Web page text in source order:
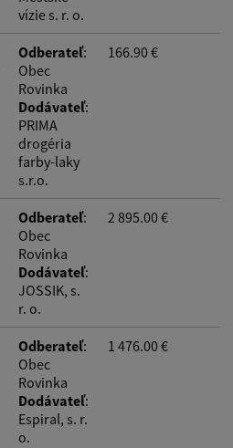
vízie s. r. o.
Odberateľ:
Obec
Rovinka
Dodávateľ:
PRIMA
drogéria
farby-laky
s.r.o.
166.90 €
Odberateľ:
Obec
Rovinka
Dodávateľ:
JOSSIK, s.
r. o.
2 895.00 €
Odberateľ:
Obec
Rovinka
Dodávateľ:
Espiral, s. r.
o.
1 476.00 €